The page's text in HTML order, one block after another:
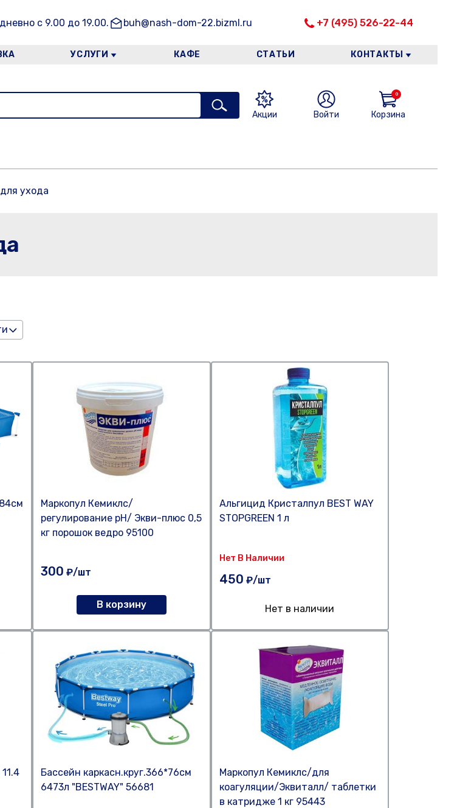
с 9.00 до 19.00. buh@nash-dom-22.bizml.ru +7 (495) 526-22-44
УСЛУГИ КАФЕ СТАТЬИ КОНТАКТЫ
Акции Войти Корзина
0
ухода
Маркопул Кемиклс/
регулирование pH/ Экви-плюс 0,5
кг порошок ведро 95100
300 ₽/шт
В корзину
Альгицид Кристалпул BEST WAY
STOPGREEN 1 л
Нет В Наличии
450 ₽/шт
Нет в наличии
Бассейн каркасн.круг.366*76см
6473л "BESTWAY" 56681
Маркопул Кемиклс/для
коагуляции/Эквиталл/ таблетки
в катридже 1 кг 95443